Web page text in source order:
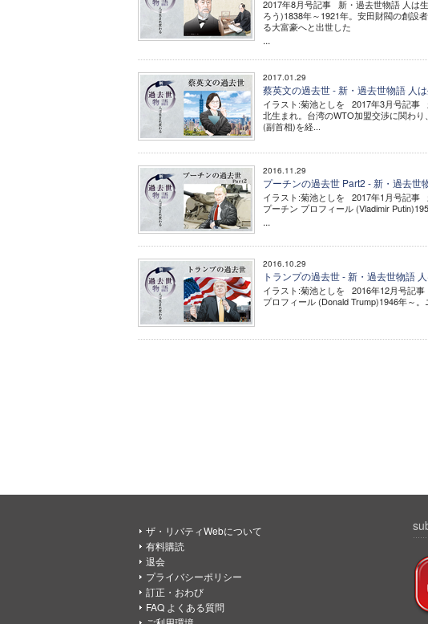
2017年8月号記事 新・過去世物語 人は
ろう)1838年～1921年。安田財閥の創設
る大富豪へと出世した
...
2017.01.29
蔡英文の過去世 - 新・過去世物語 人
イラスト:菊池としを 2017年3月号記事
北生まれ。台湾のWTO加盟交渉に関わ
(副首相)を経...
2016.11.29
プーチンの過去世 Part2 - 新・過去世
イラスト:菊池としを 2017年1月号記事
プーチン プロフィール (Vladimir
...
2016.10.29
トランプの過去世 - 新・過去世物語
イラスト:菊池としを 2016年12月号記
プロフィール (Donald Trump)1946年～
ザ・リバティWebについて
有料購読
退会
プライバシーポリシー
訂正・おわび
FAQ よくある質問